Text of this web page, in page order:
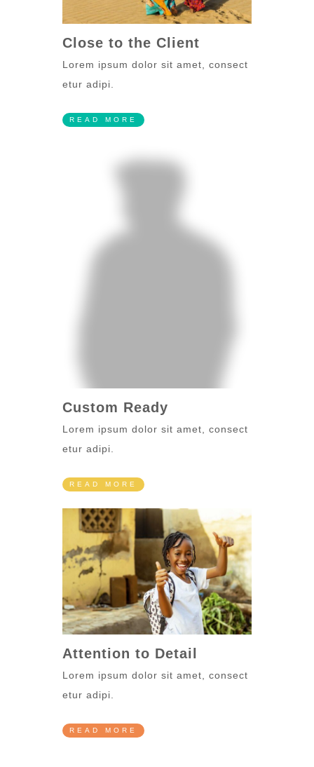
Close to the Client
Lorem ipsum dolor sit amet, consect
etur adipi.
READ MORE
Custom Ready
Lorem ipsum dolor sit amet, consect
etur adipi.
READ MORE
Attention to Detail
Lorem ipsum dolor sit amet, consect
etur adipi.
READ MORE